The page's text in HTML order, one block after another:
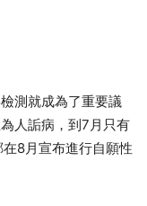
測就成為了重要議
人詬病，到 7 月只有
在8月宣布進行自願性